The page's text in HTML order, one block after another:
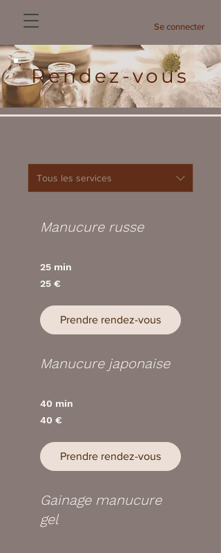
Se connecter
Rendez-vous
Tous les services
Manucure russe
25 min
euros
25 €
Prendre rendez-vous
Manucure japonaise
40 min
euros
40 €
Prendre rendez-vous
Gainage manucure
gel